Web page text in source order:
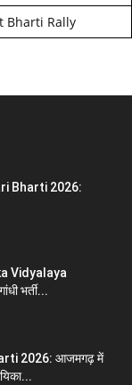
Bharti Rally
Bharti 2026:
Vidyalaya
भर्ती...
2026: आजमगढ़ में